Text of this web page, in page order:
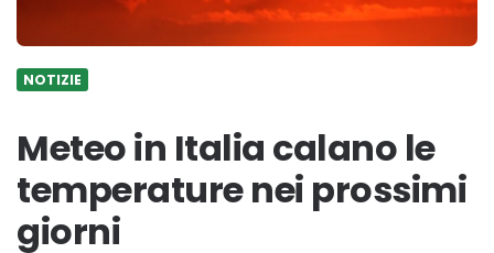
NOTIZIE
Meteo in Italia calano le
temperature nei prossimi
giorni